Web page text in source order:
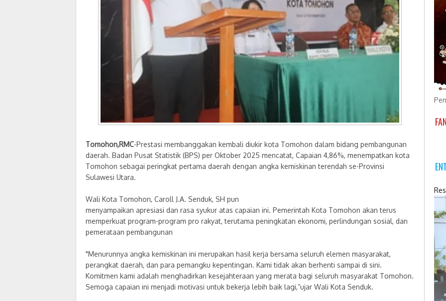
Tomohon,RMC-Prestasi membanggakan kembali diukir kota Tomohon dalam bidang pembangunan
daerah. Badan Pusat Statistik (BPS) per Oktober 2025 mencatat, Capaian 4,86%, menempatkan kota
Tomohon sebagai peringkat pertama daerah dengan angka kemiskinan terendah se-Provinsi
Sulawesi Utara.
Wali Kota Tomohon, Caroll J.A. Senduk, SH pun
menyampaikan apresiasi dan rasa syukur atas capaian ini. Pemerintah Kota Tomohon akan terus
memperkuat program-program pro rakyat, terutama peningkatan ekonomi, perlindungan sosial, dan
pemerataan pembangunan
"Menurunnya angka kemiskinan ini merupakan hasil kerja bersama seluruh elemen masyarakat,
perangkat daerah, dan para pemangku kepentingan. Kami tidak akan berhenti sampai di sini.
Komitmen kami adalah menghadirkan kesejahteraan yang merata bagi seluruh masyarakat Tomohon.
Semoga capaian ini menjadi motivasi untuk bekerja lebih baik lagi,”ujar Wali Kota Senduk.